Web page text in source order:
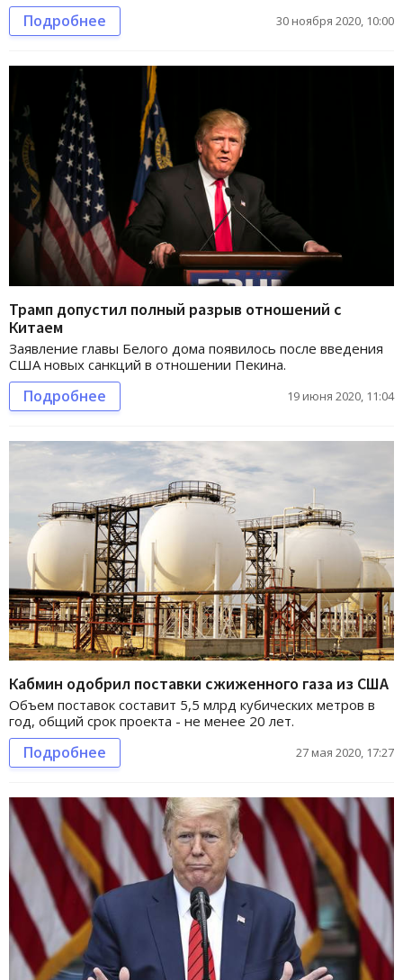
Подробнее 30 ноября 2020, 10:00
Трамп допустил полный разрыв отношений с
Китаем
Заявление главы Белого дома появилось после введения
США новых санкций в отношении Пекина.
Подробнее 19 июня 2020, 11:04
Кабмин одобрил поставки сжиженного газа из США
Объем поставок составит 5,5 млрд кубических метров в
год, общий срок проекта - не менее 20 лет.
Подробнее 27 мая 2020, 17:27